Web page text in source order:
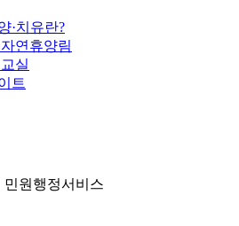
·치유란?
연휴양림
실
트
민원행정서비스